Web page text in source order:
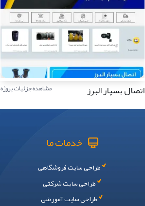
اتصال بسپار البرز مشاهده جزئیات پروژه
خدمات ما
طراحی سایت فروشگاهی
طراحی سایت شرکتی
طراحی سایت آموزشی